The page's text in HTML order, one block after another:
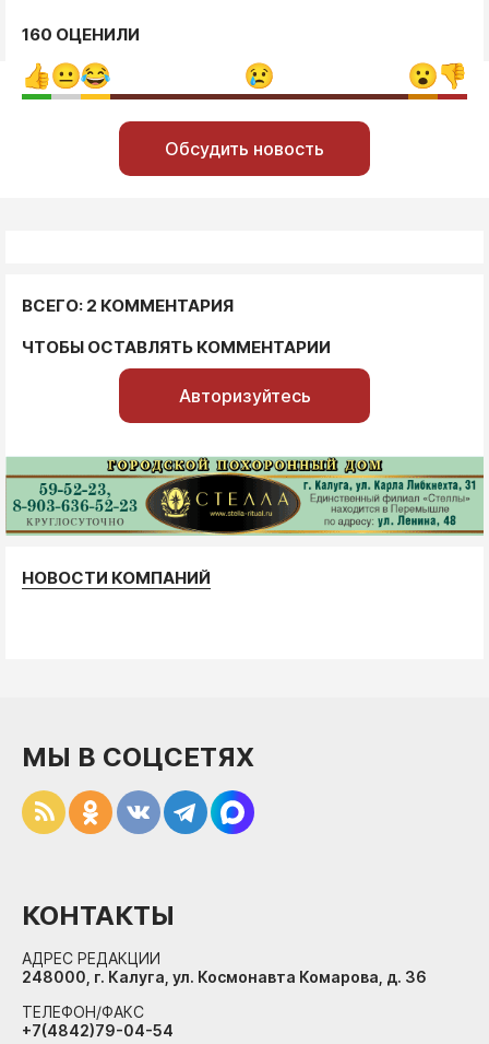
160 ОЦЕНИЛИ
Обсудить новость
ВСЕГО: 2 КОММЕНТАРИЯ
ЧТОБЫ ОСТАВЛЯТЬ КОММЕНТАРИИ
Авторизуйтесь
НОВОСТИ КОМПАНИЙ
МЫ В СОЦСЕТЯХ
КОНТАКТЫ
АДРЕС РЕДАКЦИИ
248000, г. Калуга, ул. Космонавта Комарова, д. 36
ТЕЛЕФОН/ФАКС
+7(4842)79-04-54